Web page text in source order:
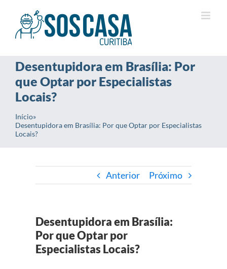
Desentupidora em Brasília: Por
que Optar por Especialistas
Locais?
Início»
Desentupidora em Brasília: Por que Optar por Especialistas
Locais?
Anterior Próximo
Desentupidora em Brasília:
Por que Optar por
Especialistas Locais?